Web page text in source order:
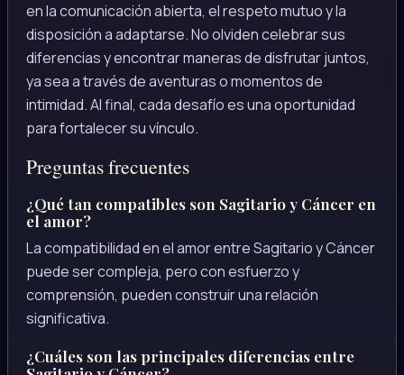
en la comunicación abierta, el respeto mutuo y la
disposición a adaptarse. No olviden celebrar sus
diferencias y encontrar maneras de disfrutar juntos,
ya sea a través de aventuras o momentos de
intimidad. Al final, cada desafío es una oportunidad
para fortalecer su vínculo.
Preguntas frecuentes
¿Qué tan compatibles son Sagitario y Cáncer en
el amor?
La compatibilidad en el amor entre Sagitario y Cáncer
puede ser compleja, pero con esfuerzo y
comprensión, pueden construir una relación
significativa.
¿Cuáles son las principales diferencias entre